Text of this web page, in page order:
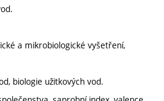
a mikrobiologické vyšetření,
biologie užitkových vod.